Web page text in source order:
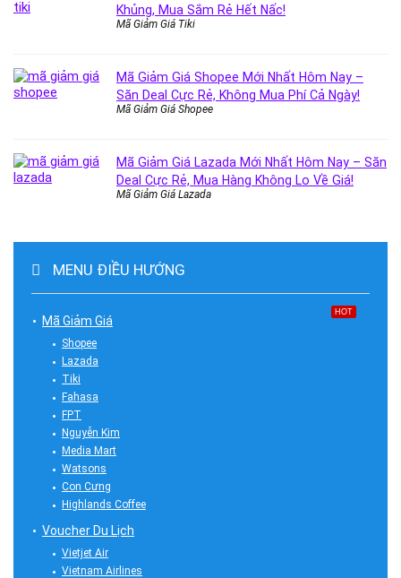
Khủng, Mua Sắm Rẻ Hết Nấc!
Mã Giảm Giá Tiki
Mã Giảm Giá Shopee Mới Nhất Hôm Nay –
Săn Deal Cực Rẻ, Không Mua Phí Cả Ngày!
Mã Giảm Giá Shopee
Mã Giảm Giá Lazada Mới Nhất Hôm Nay – Săn
Deal Cực Rẻ, Mua Hàng Không Lo Về Giá!
Mã Giảm Giá Lazada
MENU ĐIỀU HƯỚNG
Mã Giảm Giá
HOT
Shopee
Lazada
Tiki
Fahasa
FPT
Nguyễn Kim
Media Mart
Watsons
Con Cưng
Highlands Coffee
Voucher Du Lịch
Vietjet Air
Vietnam Airlines